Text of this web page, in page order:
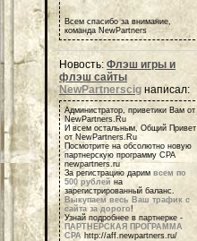
Всем спасибо за внимание,
команда NewPartners
Новость: Флэш игры и
флэш сайты
NewPartnerscig написал:
Администратор, приветики Вам от
NewPartners.Ru
И всем остальным, Общий Привет
от NewPartners.Ru
Посмотрите на обсолютно новую
партнерскую программу СРА
newpartners.ru
За регистрацию дарим всем по
500 рублей на
зарегистрированный баланс.
Выкупаем весь Ваш трафик с
сайта за дорого!
Узнай подробнее в партнерке -
ПАРТНЕРСКАЯ ПРОГРАММА
СРА http://aff.newpartners.ru/